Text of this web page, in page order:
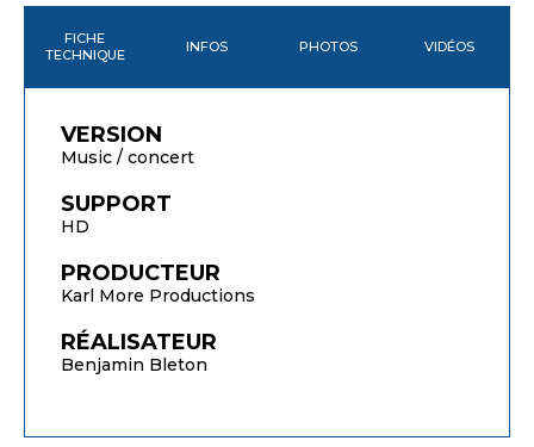
FICHE
TECHNIQUE
INFOS PHOTOS VIDÉOS
VERSION
Music / concert
SUPPORT
HD
PRODUCTEUR
Karl More Productions
RÉALISATEUR
Benjamin Bleton